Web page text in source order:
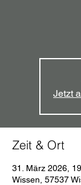
Jetzt
Zeit & Ort
31. März 2026,
Wissen, 57537